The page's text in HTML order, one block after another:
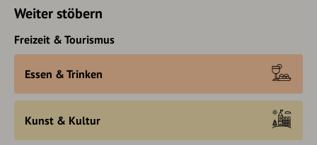
Weiter stöbern
Freizeit & Tourismus
Essen & Trinken
Kunst & Kultur